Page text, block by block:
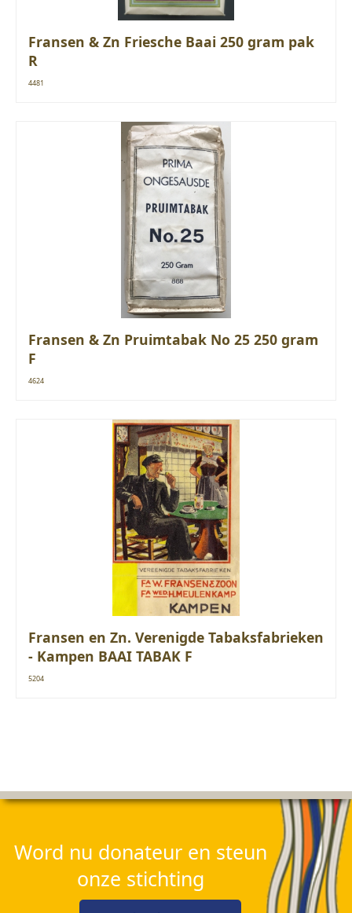
Fransen & Zn Friesche Baai 250 gram pak
R
4481
Fransen & Zn Pruimtabak No 25 250 gram
F
4624
Fransen en Zn. Verenigde Tabaksfabrieken
- Kampen BAAI TABAK F
5204
Word nu donateur en steun
onze stichting